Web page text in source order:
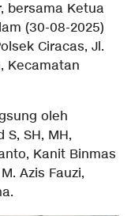
bersama Ketua
(30-08-2025)
Ciracas, Jl.
Kecamatan
oleh
SH, MH,
Kanit Binmas
Azis Fauzi,